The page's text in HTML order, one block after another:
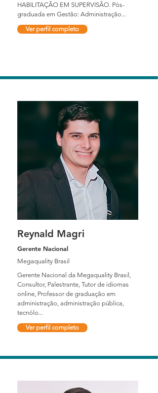
Ver perfil completo
HABILITAÇÃO EM SUPERVISÃO. Pós-
graduada em Gestão: Administração...
Ver perfil completo
Reynald Magri
Gerente Nacional
Megaquality Brasil
Gerente Nacional da Megaquality Brasil,
Consultor, Palestrante, Tutor de idiomas
online, Professor de graduação em
administração, administração pública,
tecnólo...